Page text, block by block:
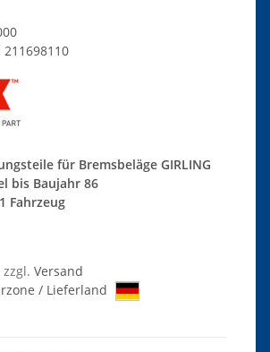
211698110
für Bremsbeläge GIRLING
bis Baujahr 86
Fahrzeug
zzgl. Versand
/ Lieferland